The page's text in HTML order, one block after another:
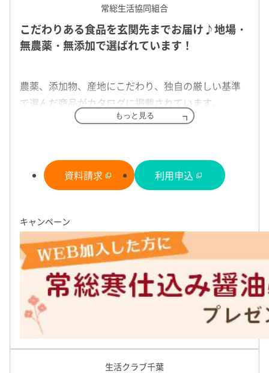
常総生活協同組合
こだわりある食品を玄関先までお届け♪地場・
無農薬・無添加で選ばれています！
農薬、添加物、産地にこだわり、独自の厳しい基準
で選んだ商品がカタログに掲載されています。
基本情報
カタログ・
週に１回、ご自宅・仕事先へ「安心安全」
な商品をお届けします。
地域ごとに配達曜日が決まっており、常総生協の正規職員が、
可能な範囲内であれば、仕事先への配達も可能です。
職員より手渡しでのお届けの他、急なお出かけで受け取れなくて
置き配でも、しっかりとした品質品温管理のうえ、冷凍品・冷
度帯別に分けてお届けするので安心です。
また「前日OK」商品は、お届け日の前日までに注文でお届け可
もっと見る
資料請求 利用申込
キャンペーン
生活クラブ千葉